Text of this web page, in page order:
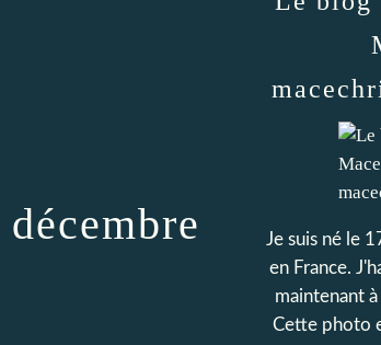
Je suis né le
en France.
maintenant à
Cette photo